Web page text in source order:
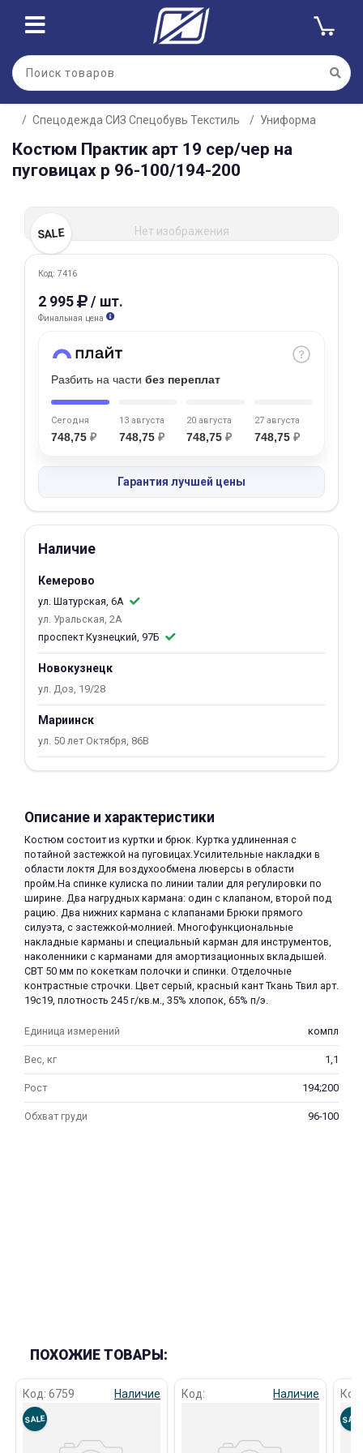
Спецодежда СИЗ Спецобувь Текстиль Униформа
Костюм Практик арт 19 сер/чер на
пуговицах р 96-100/194-200
SALE Нет изображения
Код: 7416
2 995 / шт.
Финальная цена
Разбить на части без переплат
Сегодня
748,75 ₽
13 августа
748,75 ₽
20 августа
748,75 ₽
27 августа
748,75 ₽
Гарантия лучшей цены
Наличие
Кемерово
ул. Шатурская, 6А
ул. Уральская, 2А
проспект Кузнецкий, 97Б
Новокузнецк
ул. Доз, 19/28
Мариинск
ул. 50 лет Октября, 86В
Описание и характеристики
Костюм состоит из куртки и брюк. Куртка удлиненная с
потайной застежкой на пуговицах.Усилительные накладки в
области локтя Для воздухообмена люверсы в области
пройм.На спинке кулиска по линии талии для регулировки по
ширине. Два нагрудных кармана: один с клапаном, второй под
рацию. Два нижних кармана с клапанами Брюки прямого
силуэта, с застежкой-молнией. Многофункциональные
накладные карманы и специальный карман для инструментов,
наколенники с карманами для амортизационных вкладышей.
СВТ 50 мм по кокеткам полочки и спинки. Отделочные
контрастные строчки. Цвет серый, красный кант Ткань Твил арт.
19с19, плотность 245 г/кв.м., 35% хлопок, 65% п/э.
Единица измерений компл
Вес, кг 1,1
Рост 194;200
Обхват груди 96-100
ПОХОЖИЕ ТОВАРЫ:
Код: 6759 Наличие
SALE
Код: Наличие
SALE
Для клиентов всех банков
Разбейте
оплатуна части
без переплат
График платежей
Сегодня
25%
в корзину
Оплачивайте сегодня только
% картой любого банка
выбранный способом
Оставшиеся75
списываться
по25%каждые 2 недели
Подробнее
об оплате Плайтом
раз в 2
недели
Остались вопросы?
8 800 302-02-51
plait.ru